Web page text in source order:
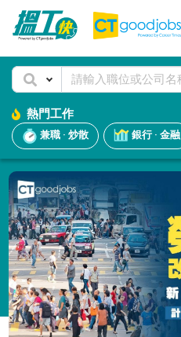
熱門工作
兼職 · 炒散 銀行 · 金融